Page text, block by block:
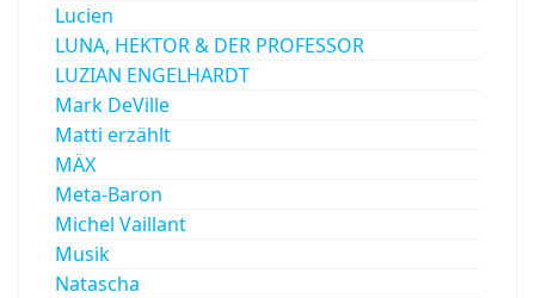
Lucien
LUNA, HEKTOR & DER PROFESSOR
LUZIAN ENGELHARDT
Mark DeVille
Matti erzählt
MÄX
Meta-Baron
Michel Vaillant
Musik
Natascha